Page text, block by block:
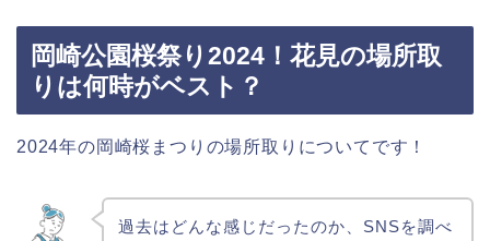
岡崎公園桜祭り2024！花見の場所取
りは何時がベスト？
2024年の岡崎桜まつりの場所取りについてです！
過去はどんな感じだったのか、SNSを調べ